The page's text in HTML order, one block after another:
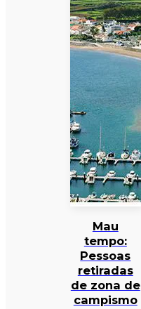
Mau
tempo:
Pessoas
retiradas
de zona de
campismo